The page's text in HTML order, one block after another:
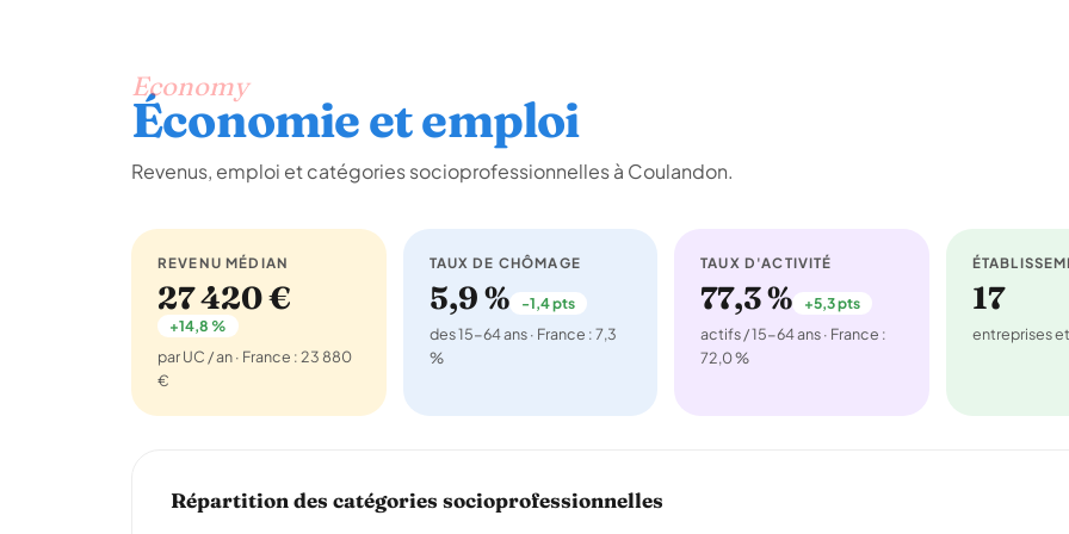
Economy
Économie et emploi
Revenus, emploi et catégories socioprofessionnelles à Coulandon.
REVENU MÉDIAN
27 420 €
+14,8 %
par UC / an · France : 23 880
€
TAUX DE CHÔMAGE
5,9 % -1,4 pts
des 15-64 ans · France : 7,3
%
TAUX D'ACTIVITÉ
77,3 % +5,3 pts
actifs / 15-64 ans · France :
72,0 %
17
entreprises
Répartition des catégories socioprofessionnelles